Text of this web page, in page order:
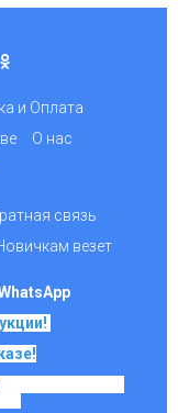
и Оплата
О нас
связь
везет